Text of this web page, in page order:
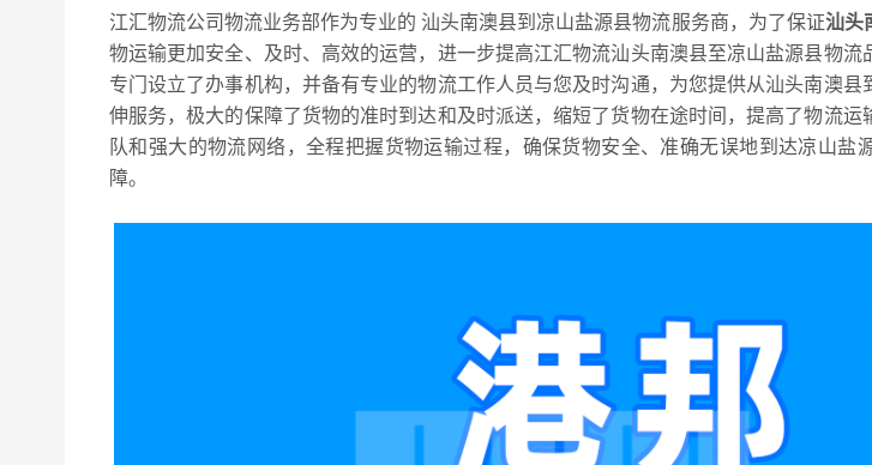
江汇物流公司物流业务部作为专业的 汕头南澳县到凉山盐源县物流服务商，为了保证汕头
物运输更加安全、及时、高效的运营，进一步提高江汇物流汕头南澳县至凉山盐源县物流
专门设立了办事机构，并备有专业的物流工作人员与您及时沟通，为您提供从汕头南澳县
伸服务，极大的保障了货物的准时到达和及时派送，缩短了货物在途时间，提高了物流运
队和强大的物流网络，全程把握货物运输过程，确保货物安全、准确无误地到达凉山盐
障。